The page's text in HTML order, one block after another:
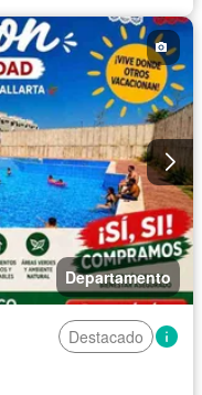
Departamento
Destacado